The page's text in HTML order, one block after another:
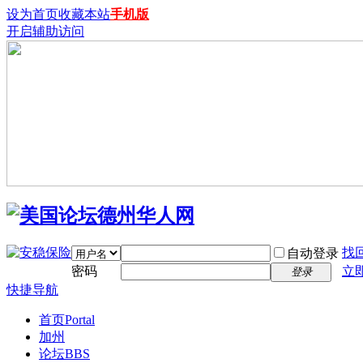
设为首页收藏本站手机版
开启辅助访问
自动登录 找
密码
登录
立
快捷导航
首页Portal
加州
论坛BBS